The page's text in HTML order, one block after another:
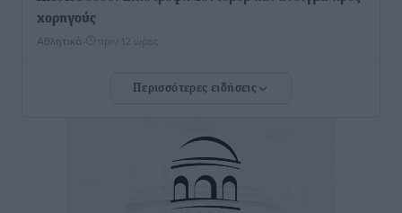
χορηγούς
Αθλητικά πριν 12 ώρες
Rhodes Beyond Summer – Εκεί που το καλοκαίρι
Κικίλιας: Μειώθηκαν κατά 34% οι μεταναστευτικές
ροές στα θαλάσσια σύνορα
Περισσότερες ειδήσεις